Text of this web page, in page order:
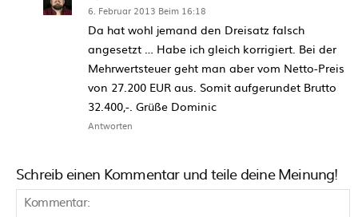
6. Februar 2013 Beim 16:18
Da hat wohl jemand den Dreisatz falsch
angesetzt … Habe ich gleich korrigiert. Bei der
Mehrwertsteuer geht man aber vom Netto-Preis
von 27.200 EUR aus. Somit aufgerundet Brutto
32.400,-. Grüße Dominic
Antworten
Schreib einen Kommentar und teile deine Meinung!